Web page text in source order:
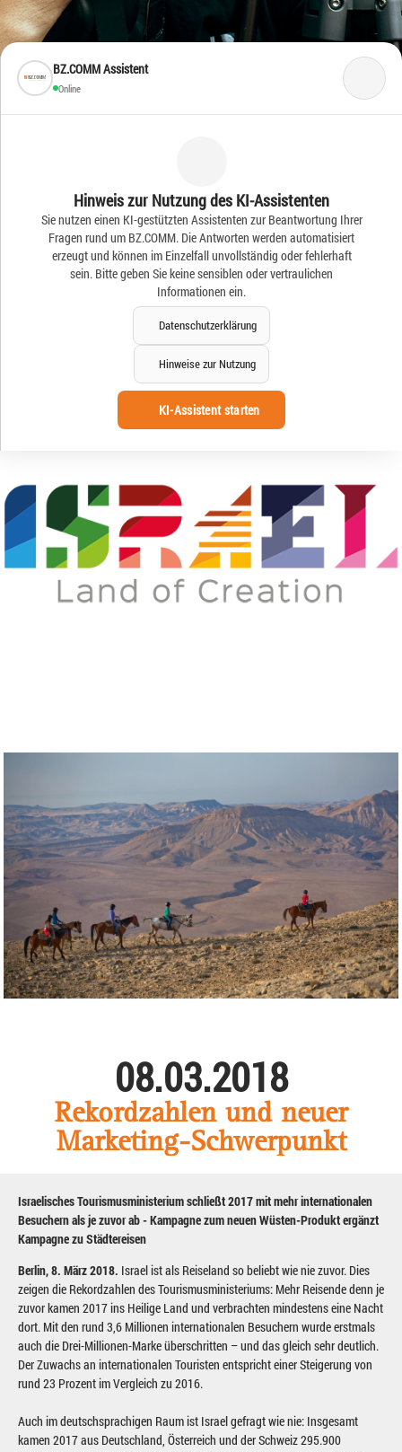
BZ.COMM Assistent
Online
Hinweis zur Nutzung des KI-Assistenten
Sie nutzen einen KI-gestützten Assistenten zur Beantwortung Ihrer
Fragen rund um BZ.COMM. Die Antworten werden automatisiert
erzeugt und können im Einzelfall unvollständig oder fehlerhaft
sein. Bitte geben Sie keine sensiblen oder vertraulichen
Informationen ein.
Datenschutzerklärung
Hinweise zur Nutzung
KI-Assistent starten
Frische Ideen – Frische
News
08.03.2018
Rekordzahlen und neuer
Marketing-Schwerpunkt
Israelisches Tourismusministerium schließt 2017 mit mehr internationalen
Besuchern als je zuvor ab -Kampagne zum neuen Wüsten-Produkt ergänzt
Kampagne zu Städtereisen
Berlin, 8. März 2018. Israel ist als Reiseland so beliebt wie nie zuvor. Dies
zeigen die Rekordzahlen des Tourismusministeriums: Mehr Reisende denn je
zuvor kamen 2017 ins Heilige Land und verbrachten mindestens eine Nacht
dort. Mit den rund 3,6 Millionen internationalen Besuchern wurde erstmals
auch die Drei-Millionen-Marke überschritten – und das gleich sehr deutlich.
Der Zuwachs an internationalen Touristen entspricht einer Steigerung von
rund 23 Prozent im Vergleich zu 2016.
Auch im deutschsprachigen Raum ist Israel gefragt wie nie: Insgesamt
kamen 2017 aus Deutschland, Österreich und der Schweiz 295.900